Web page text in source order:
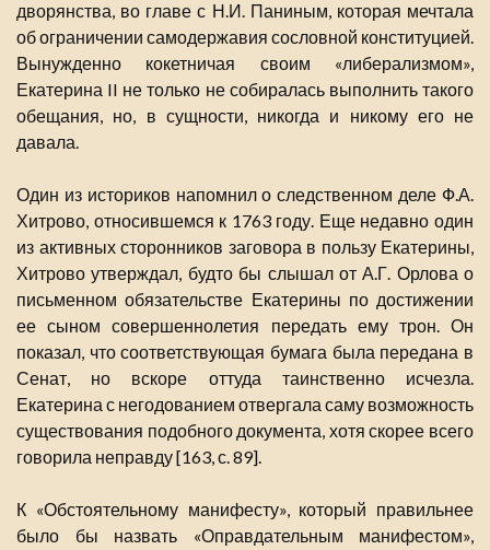
дворянства, во главе с Н.И. Паниным, которая мечтала
об ограничении самодержавия сословной конституцией.
Вынужденно кокетничая своим «либерализмом»,
Екатерина II не только не собиралась выполнить такого
обещания, но, в сущности, никогда и никому его не
давала.
Один из историков напомнил о следственном деле Ф.А.
Хитрово, относившемся к 1763 году. Еще недавно один
из активных сторонников заговора в пользу Екатерины,
Хитрово утверждал, будто бы слышал от А.Г. Орлова о
письменном обязательстве Екатерины по достижении
ее сыном совершеннолетия передать ему трон. Он
показал, что соответствующая бумага была передана в
Сенат, но вскоре оттуда таинственно исчезла.
Екатерина с негодованием отвергала саму возможность
существования подобного документа, хотя скорее всего
говорила неправду [163, с. 89].
К «Обстоятельному манифесту», который правильнее
было бы назвать «Оправдательным манифестом»,